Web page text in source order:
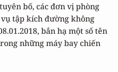
bố, các đơn vị phòng
tập kích đường không
bắn hạ một số tên
những máy bay chiến